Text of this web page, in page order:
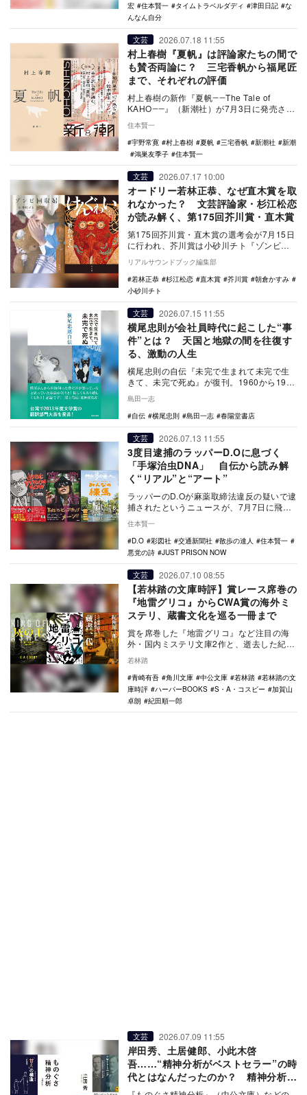
宏
住本賢一 タイムトラベルダディ 津田日記
な
んなん自分
文芸 2026.07.18 11:55
村上春樹『夏帆』は評論家たちの間で
も賛否両論に？ 三宅香帆から福尾匠
まで、それぞれの評価
村上春樹の新作『夏帆――The Tale of
KAHO――』（新潮社）が7月3日に発売され
住本賢一
宇野常寛
村上春樹 夏帆 三宅香帆 新潮社
新潮
鴻巣友季子
住本賢一
文芸 2026.07.17 10:00
オードリー若林正恭、なぜ直木賞を取
れなかった？ 文芸評論家・杉江松恋
が読み解く、第175回芥川賞・直木賞
第175回芥川賞・直木賞の選考会が7月15日
に行われ、芥川賞は小砂川チト『ゾンビ回
収婦』（講談社）、直木賞は朝倉かすみ
『けんぐゎ…
リアルサウンドブック編集部
若林正恭
杉江松恋 直木賞 芥川賞
朝倉かすみ
小砂川チト
文芸 2026.07.15 11:55
横尾忠則が会社員時代に起こした“事
件”とは？ 天国と地獄の間を往復す
る、激動の人生
横尾忠則の自伝『未完で生まれて未完で生
きて、未完で死ぬ』が復刊。1960から1984
流を綴…
島田一志
自伝
横尾忠則 島田一志 春陽堂書店
文芸 2026.07.13 11:55
3度目逮捕のラッパーD.Oに息づく
「手塚治虫DNA」 自伝から読み解
く“リアル”と“アート”
ラッパーのD.Oが麻薬取締法違反の疑いで逮
捕されたというニュースが、7月7日に飛び
住本賢一
D.O
彩図社 交通新聞社 散歩の達人
住本賢一
悪党の詩
JUST PRISON NOW
文芸 2026.07.10 08:55
【若林踏の文庫時評】賞レース席巻の
『地雷グリコ』からCWA賞の海外ミ
ステリ、蔵書文化を巡る一冊まで
賞を席巻した『地雷グリコ』など注目の海
外・国内ミステリ文庫2作と、逝去した紀田
必読の1冊、…
若林踏
青崎有吾
角川文庫 中公文庫 若林踏
若林踏の文
庫時評
ハーパーBOOKS S・A・コスビー
加賀山
卓朗
紀田順一郎
文芸 2026.07.09 11:55
岸田秀、土居健郎、小此木啓
吾……“精神分析がベストセラー”の時
代とはなんだったのか？ 精神分析
家・藤山直樹に聞く